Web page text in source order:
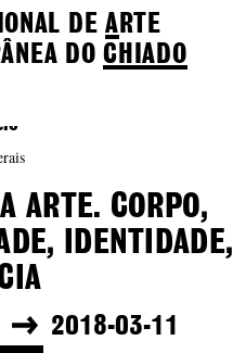
DEA RTE
DOCHIADO
ARTE. CORPO,
IDENTIDADE,
2018-03-11